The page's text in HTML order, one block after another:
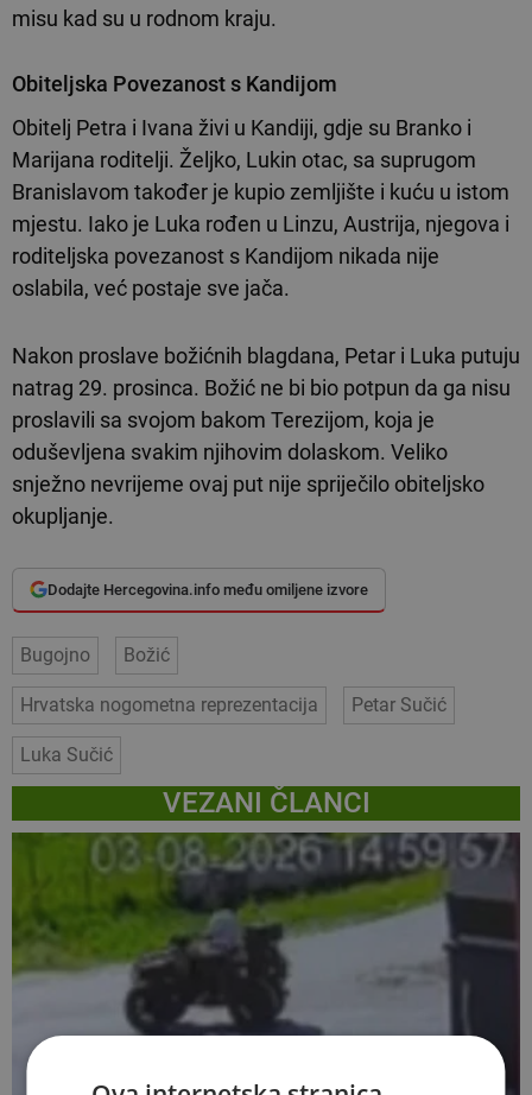
misu kad su u rodnom kraju.
Obiteljska Povezanost s Kandijom
Obitelj Petra i Ivana živi u Kandiji, gdje su Branko i
Marijana roditelji. Željko, Lukin otac, sa suprugom
Branislavom također je kupio zemljište i kuću u istom
mjestu. Iako je Luka rođen u Linzu, Austrija, njegova i
roditeljska povezanost s Kandijom nikada nije
oslabila, već postaje sve jača.
Nakon proslave božićnih blagdana, Petar i Luka putuju
natrag 29. prosinca. Božić ne bi bio potpun da ga nisu
proslavili sa svojom bakom Terezijom, koja je
oduševljena svakim njihovim dolaskom. Veliko
snježno nevrijeme ovaj put nije spriječilo obiteljsko
okupljanje.
Dodajte Hercegovina.info među omiljene izvore
Bugojno Božić
Hrvatska nogometna reprezentacija Petar Sučić
Luka Sučić
VEZANI ČLANCI